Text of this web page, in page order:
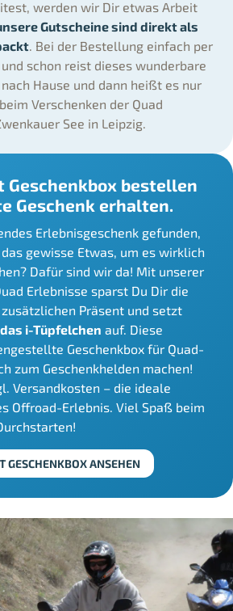
werden wir Dir etwas Arbeit
Gutscheine sind direkt als
. Bei der Bestellung einfach per
schon reist dieses wunderbare
Hause und dann heißt es nur
Verschenken der Quad
See in Leipzig.
Geschenkbox bestellen
Geschenk erhalten.
Erlebnisgeschenk gefunden,
gewisse Etwas, um es wirklich
Dafür sind wir da! Mit unserer
Erlebnisse sparst Du Dir die
Präsent und setzt
das i-Tüpfelchen auf. Diese
Geschenkbox für Quad-
zum Geschenkhelden machen!
Versandkosten – die ideale
Offroad-Erlebnis. Viel Spaß beim
GESCHENKBOX ANSEHEN